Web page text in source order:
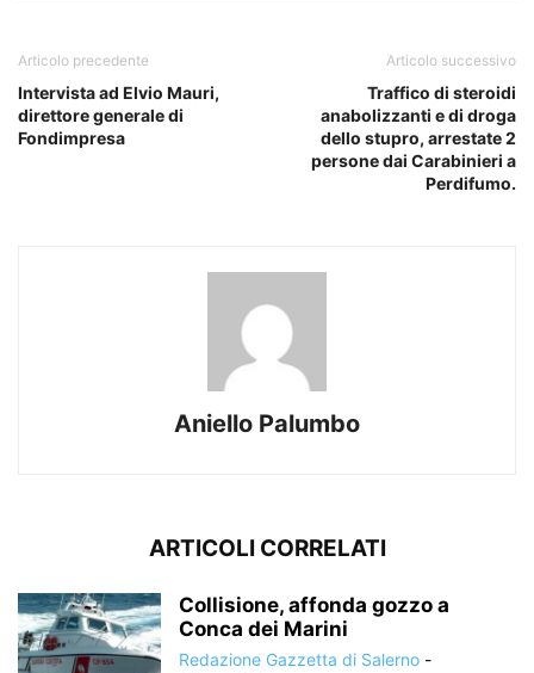
Articolo precedente
Intervista ad Elvio Mauri,
direttore generale di
Fondimpresa
Articolo successivo
Traffico di steroidi
anabolizzanti e di droga
dello stupro, arrestate 2
persone dai Carabinieri a
Perdifumo.
Aniello Palumbo
ARTICOLI CORRELATI
Collisione, affonda gozzo a
Conca dei Marini
Redazione Gazzetta di Salerno -